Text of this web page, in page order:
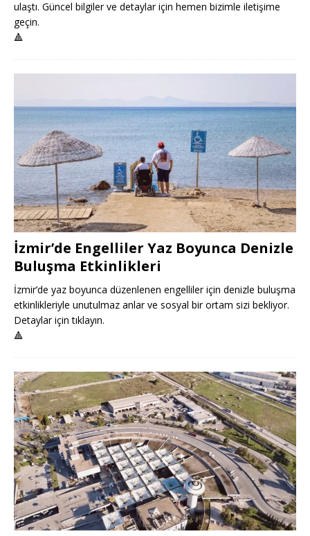
ulaştı. Güncel bilgiler ve detaylar için hemen bizimle iletişime
geçin.
🔺
İzmir’de Engelliler Yaz Boyunca Denizle
Buluşma Etkinlikleri
İzmir’de yaz boyunca düzenlenen engelliler için denizle buluşma
etkinlikleriyle unutulmaz anlar ve sosyal bir ortam sizi bekliyor.
Detaylar için tıklayın.
🔺